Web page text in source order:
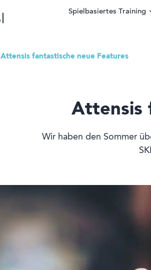
Spielbasiertes Training
Suchformular
Attensis fantastische neue Features
Attensis
Wir haben den Sommer